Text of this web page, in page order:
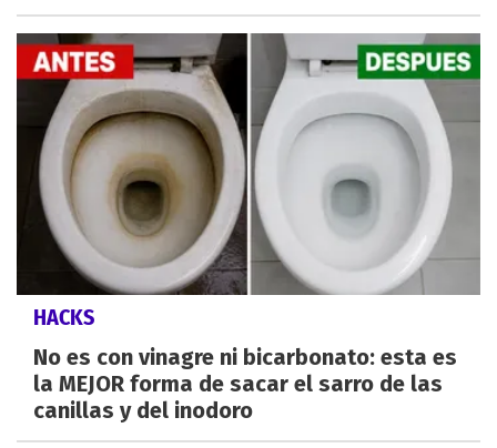
HACKS
No es con vinagre ni bicarbonato: esta es
la MEJOR forma de sacar el sarro de las
canillas y del inodoro